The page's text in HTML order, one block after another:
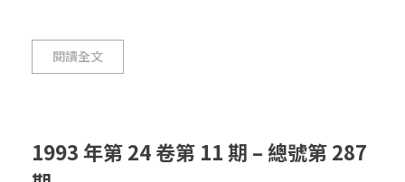
閱讀全文
1993 年第 24 卷第 11 期 – 總號第 287